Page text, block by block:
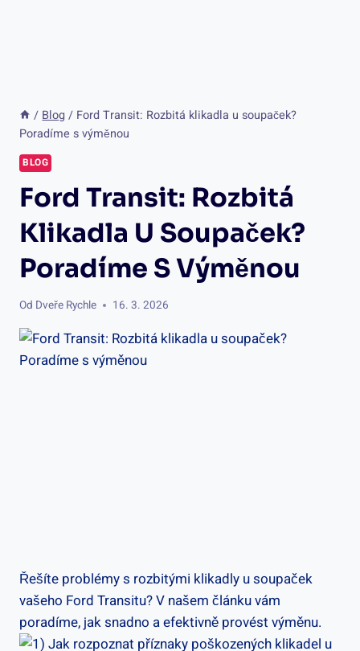
/ Blog / Ford Transit: Rozbitá klikadla u soupaček?
Poradíme s výměnou
BLOG
Ford Transit: Rozbitá
Klikadla U Soupaček?
Poradíme S Výměnou
Od Dveře Rychle 16. 3. 2026
Řešíte problémy s rozbitými klikadly u soupaček
vašeho Ford Transitu? V‌ našem článku vám
‍poradíme, jak snadno⁢ a efektivně provést výměnu.